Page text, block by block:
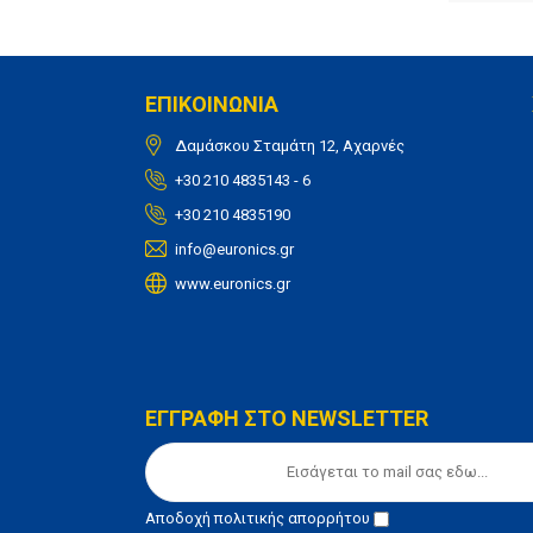
ΕΠΙΚΟΙΝΩΝΙΑ
Δαμάσκου Σταμάτη 12, Αχαρνές
+30 210 4835143 - 6
+30 210 4835190
info@euronics.gr
www.euronics.gr
ΕΓΓΡΑΦΗ ΣΤΟ NEWSLETTER
Αποδοχήπολιτικής απορρήτου